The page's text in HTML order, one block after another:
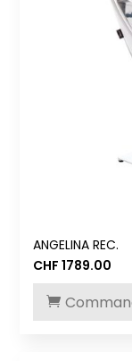
ANGELINA REC.
CHF 1789.00